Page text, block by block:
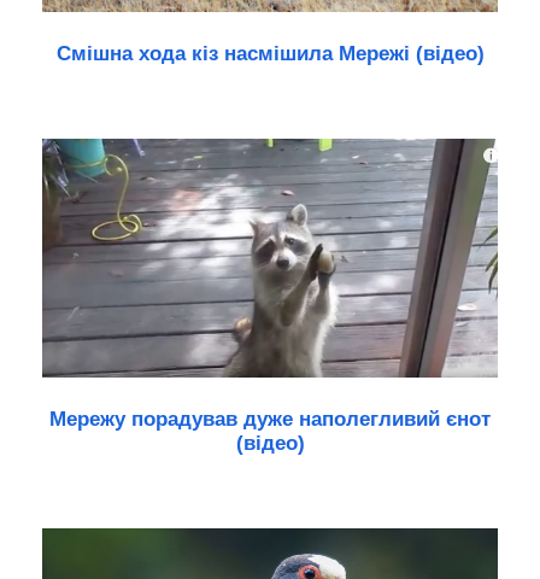
Смішна хода кіз насмішила Мережі (відео)
Мережу порадував дуже наполегливий єнот
(відео)